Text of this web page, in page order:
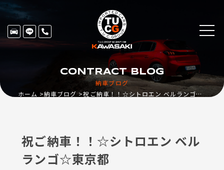
納車ブログ
CONTRACT BLOG
ホーム 納車ブログ 祝ご納車！！☆シトロエン ベルランゴ☆東京都
祝ご納車！！☆シトロエン ベル
ランゴ☆東京都